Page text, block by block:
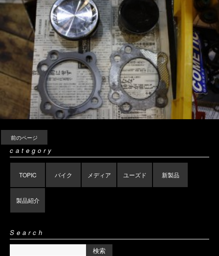
前のページ
category
TOPIC バイク メディア ユーズド 新製品
製品紹介
Search